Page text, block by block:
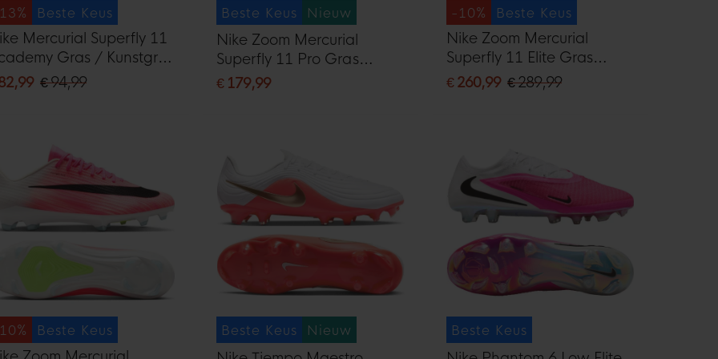
Beste Keus
Mercurial Superfly 11
Gras / Kunstgras
(MG)
€ 94,99
Beste Keus Nieuw
Nike Zoom Mercurial
Superfly 11 Pro Gras
Voetbalschoenen (FG) Wit
€ 179,99
Beste Keus
-10%
Nike Zoom Mercurial
Superfly 11 Elite Gras
Voetbalschoenen (FG)
€ 260,99 € 289,99
Beste Keus Beste Keus Nieuw Beste Keus